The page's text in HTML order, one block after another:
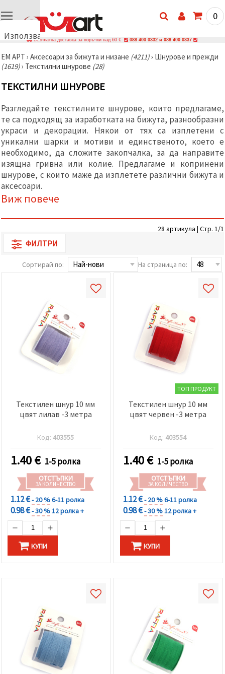
Използваме
🍪
Използваме
и подобни
технологии,
осигурим
правилната
работа на
сайта, да
подобрим
твоето
изживяване
и, с твое
съгласие,
анализираме
трафика и
по-
съдържание
и реклами,
с помощта
съгласиш
използваме
всички
"бисквитки"
или да
предпочитанията
"Настройки",
дадения
"бисквитки"
и кликнеш
бутона
"Запази"
Приеми
всички
Настройки
бисквитките
0
Безплатна доставка за поръчки над 60 € 088 400 0332 и 088 400 0337
ЕМ АРТ › Аксесоари за бижута и низане (4211)› Шнурове и прежди
(1619)› Текстилни шнурове (28)
ТЕКСТИЛНИ ШНУРОВЕ
Разгледайте текстилните шнурове, които предлагаме,
те са подходящ за изработката на бижута, разнообразни
украси и декорации. Някои от тях са изплетени с
уникални шарки и мотиви и единственото, което е
необходимо, да сложите закопчалка, за да направите
изящна гривна или колие. Предлагаме и копринени
шнурове, с които маже да изплетете различни бижута и
аксесоари.
Виж повече
28 артикула | Стр. 1/1
ФИЛТРИ
Сортирай по: На страница по:
Текстилен шнур 10 мм
цвят лилав -3 метра
Код: 403555
1.40€ 1-5 ролка
ОТСТЪПКИ
ЗА КОЛИЧЕСТВО
1.12 €- 20 %6-11 ролка
0.98 €- 30 %12 ролка +
КУПИ
ТОП ПРОДУКТ
Текстилен шнур 10 мм
цвят червен -3 метра
Код: 403554
1.40€ 1-5 ролка
ОТСТЪПКИ
ЗА КОЛИЧЕСТВО
1.12 €- 20 %6-11 ролка
0.98 €- 30 %12 ролка +
КУПИ